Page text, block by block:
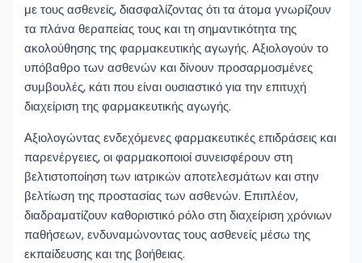
με τους ασθενείς, διασφαλίζοντας ότι τα άτομα γνωρίζουν
τα πλάνα θεραπείας τους και τη σημαντικότητα της
ακολούθησης της φαρμακευτικής αγωγής. Αξιολογούν το
υπόβαθρο των ασθενών και δίνουν προσαρμοσμένες
συμβουλές, κάτι που είναι ουσιαστικό για την επιτυχή
διαχείριση της φαρμακευτικής αγωγής.
Αξιολογώντας ενδεχόμενες φαρμακευτικές επιδράσεις και
παρενέργειες, οι φαρμακοποιοί συνεισφέρουν στη
βελτιστοποίηση των ιατρικών αποτελεσμάτων και στην
βελτίωση της προστασίας των ασθενών. Επιπλέον,
διαδραματίζουν καθοριστικό ρόλο στη διαχείριση χρόνιων
παθήσεων, ενδυναμώνοντας τους ασθενείς μέσω της
εκπαίδευσης και της βοήθειας.